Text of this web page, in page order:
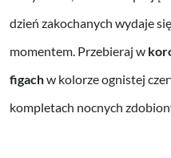
dzień zakochanych wydaje
momentem. Przebieraj w
figachw kolorze ognistej
kompletach nocnych